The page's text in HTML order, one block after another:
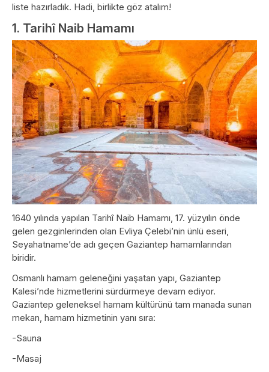
liste hazırladık. Hadi, birlikte göz atalım!
1. Tarihî Naib Hamamı
1640 yılında yapılan Tarihî Naib Hamamı, 17. yüzyılın önde
gelen gezginlerinden olan Evliya Çelebi’nin ünlü eseri,
Seyahatname’de adı geçen Gaziantep hamamlarından
biridir.
Osmanlı hamam geleneğini yaşatan yapı, Gaziantep
Kalesi’nde hizmetlerini sürdürmeye devam ediyor.
Gaziantep geleneksel hamam kültürünü tam manada sunan
mekan, hamam hizmetinin yanı sıra:
-Sauna
-Masaj